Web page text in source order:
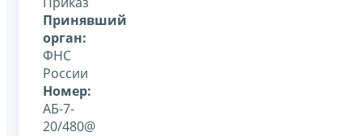
Принявший
орган:
ФНС
России
Номер:
АБ-7-
20/480@